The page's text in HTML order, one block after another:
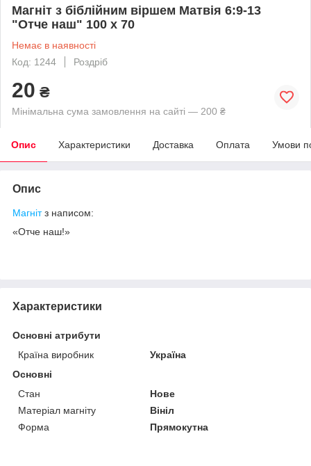
Магніт з біблійним віршем Матвія 6:9-13
"Отче наш" 100 х 70
Немає в наявності
Код: 1244
Роздріб
20 ₴
Мінімальна сума замовлення на сайті — 200 ₴
Опис Характеристики Доставка Оплата Умови
Опис
Магнітз написом:
«Отче наш!»
Характеристики
Основні атрибути
Країна виробник
Україна
Основні
Стан
Нове
Матеріал магніту
Вініл
Форма
Прямокутна